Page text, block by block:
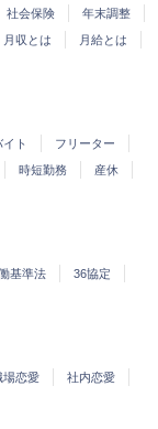
社会保険
年末調整
月収とは
月給とは
イト
フリーター
時短勤務
産休
基準法
36協定
場恋愛
社内恋愛